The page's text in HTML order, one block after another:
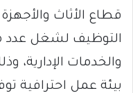
قطاع الأثاث
التوظيف لشغل عدد
والخدمات الإدارية،
بيئة عمل احترافية